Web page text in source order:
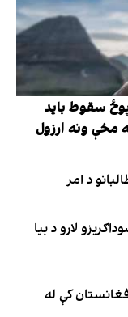
سقوط باید
له مخې ونه ارزول
د امر
لارو د بیا
کې له